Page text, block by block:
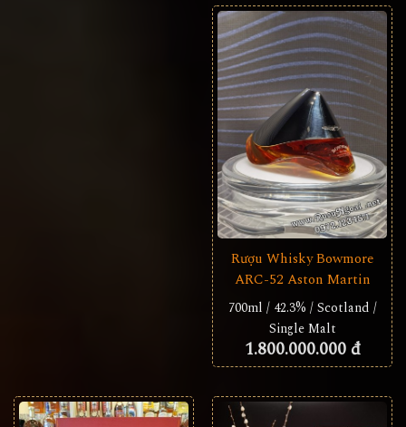
Rượu Whisky Bowmore
ARC-52 Aston Martin
700ml / 42.3% / Scotland /
Single Malt
1.800.000.000 đ